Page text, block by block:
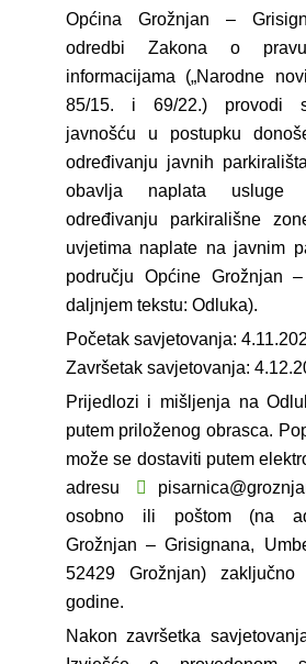
Općina Grožnjan –
odredbi Zakona o
informacijama („Narodne
85/15. i 69/22.) provodi
javnošću u postupku
određivanju javnih
obavlja naplata usluge
određivanju parkirališne
uvjetima naplate na javnim
području Općine Grožnjan
daljnjem tekstu: Odluka).
Početak savjetovanja:
Završetak savjetovanja:
Prijedlozi i mišljenja na
putem priloženog obrasca.
može se dostaviti putem
adresu
osobno ili poštom (na
Grožnjan – Grisignana,
52429 Grožnjan) zaključno
godine.
Nakon završetka